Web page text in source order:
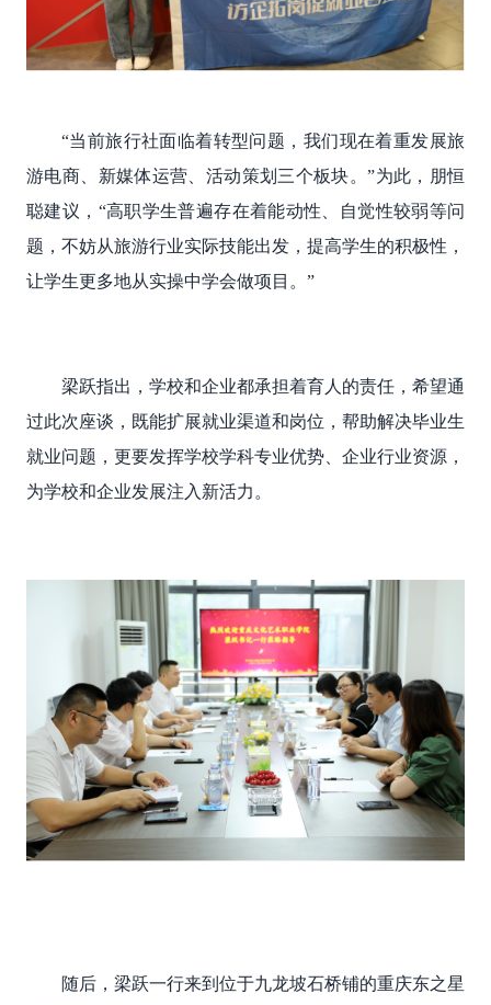
“当前旅行社面临着转型问题，我们现在着重发展旅
游电商、新媒体运营、活动策划三个板块。”为此，朋恒
聪建议，“高职学生普遍存在着能动性、自觉性较弱等问
题，不妨从旅游行业实际技能出发，提高学生的积极性，
让学生更多地从实操中学会做项目。”
梁跃指出 ，学校和企业都承担着育人的责任， 希望通
过此次座谈，既能扩展就业渠道和岗位，帮助解决毕业生
就业问题，更要发挥学校学科专业优势、企业行业资源，
为学校和企业发展注入新活力。
随后，梁跃一行来到位于九龙坡石桥铺的重庆东之星